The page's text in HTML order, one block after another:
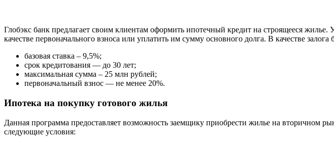
Глобэкс банк предлагает своим клиентам оформить ипотечный кредит на строящееся
качестве первоначального взноса или уплатить им сумму основного долга. В качестве
базовая ставка – 9,5%;
срок кредитования — до 30 лет;
максимальная сумма – 25 млн рублей;
первоначальный взнос — не менее 20%.
Ипотека на покупку готового жилья
Данная программа предоставляет возможность заемщику приобрести жилье на вторичном
следующие условия: